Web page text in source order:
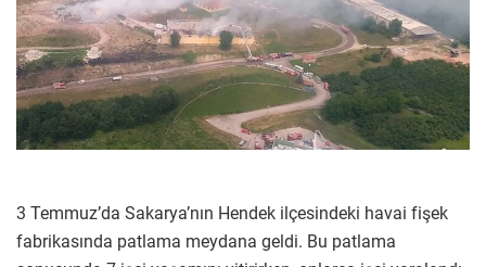
3 Temmuz’da Sakarya’nın Hendek ilçesindeki havai fişek
fabrikasında patlama meydana geldi. Bu patlama